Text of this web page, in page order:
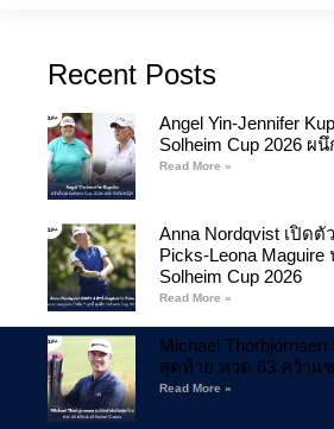
Recent Posts
Angel Yin-Jennifer
Solheim Cup 2026 ผ
Read More »
Anna Nordqvist เปิดตั
Picks-Leona
Solheim Cup 2026
Read More »
Michael
สุดท้าย หวด 63 คว้าแ
Read More »